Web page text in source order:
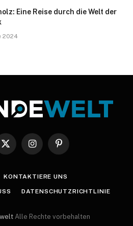
Eine Reise durch die Welt der
2024
X
InstagramPinterest
KONTAKTIERE UNS
DATENSCHUTZRICHTLINIE
Alle Rechte vorbehalten